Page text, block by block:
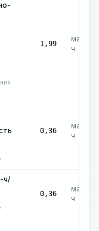
1,99
маш.-
ч
0,36
маш.-
ч
ч/
0,36
маш.-
ч